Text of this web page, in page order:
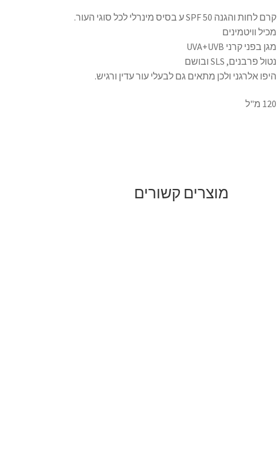
קרם לחות והגנה 50 SPF ע בסיס מינרלי לכל סוגי העור.
מכיל וויטמינים
מגן בפני קרני UVA+UVB
נטול פרבנים, SLS ובושם
היפו אלרגני ולכן מתאים גם לבעלי עור עדין ורגיש.
120 מ"ל
מוצרים קשורים